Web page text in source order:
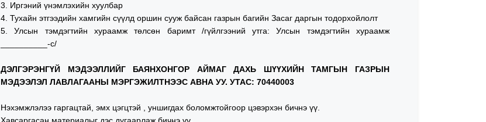
3. Иргэний үнэмлэхийн хуулбар
4. Тухайн этгээдийн хамгийн сүүлд оршин сууж байсан газрын багийн Засаг даргын тодорхойлолт
5. Улсын тэмдэгтийн хураамж төлсөн баримт /гүйлгээний утга: Улсын тэмдэгтийн хураамж
__________-с/
ДЭЛГЭРЭНГҮЙ МЭДЭЭЛЛИЙГ БАЯНХОНГОР АЙМАГ ДАХЬ ШҮҮХИЙН ТАМГЫН ГАЗРЫН
МЭДЭЭЛЭЛ ЛАВЛАГААНЫ МЭРГЭЖИЛТНЭЭС АВНА УУ. УТАС: 70440003
Нэхэмжлэлээ гаргацтай, эмх цэгцтэй , уншигдах боломжтойгоор цэвэрхэн бичнэ үү.